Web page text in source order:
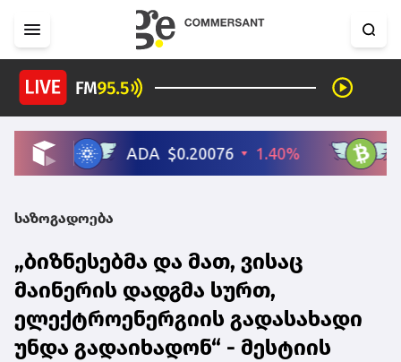
საზოგადოება
„ბიზნესებმა და მათ, ვისაც
მაინერის დადგმა სურთ,
ელექტროენერგიის გადასახადი
უნდა გადაიხადონ“ - მესტიის